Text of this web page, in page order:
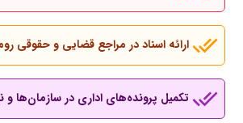
ارائه اسناد در مراجع قضایی و حقوقی
تکمیل پرونده‌های اداری در سازمان‌ها و